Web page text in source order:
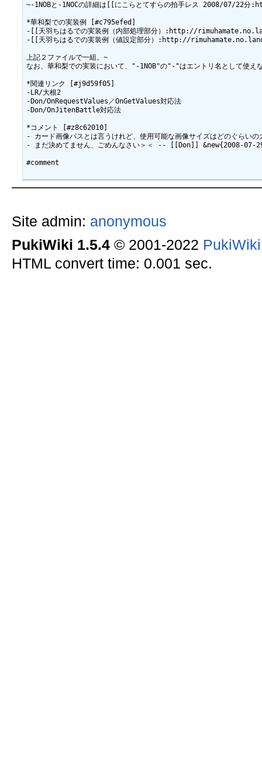
~-1NOBと-1NOCの詳細は[[にこらとてすらの拍手レス 2008/07/
*華和梨での実装例 [#c795efed]
-[[天羽ちはるでの実装例（内部処理部分）:http://
-[[天羽ちはるでの実装例（値設定部分）:http://
上記２ファイルで一組。~
なお、華和梨での実装において、"-1NOB"の"-"はエントリ名として使え
*関連リンク [#j9d59f05]
-LR/大根2
-Don/OnRequestValues／OnGetValues対応法
-Don/OnJitenBattle対応法
*コメント [#z8c62010]
- カード画像パスとは言うけれど、使用可能な画像サイズはどの
- まだ決めてません、ごめんなさい＞＜ -- [[Don]] &new{2008-
Site admin: anonymous
PukiWiki 1.5.4© 2001-2022
HTML convert time: 0.001 sec.